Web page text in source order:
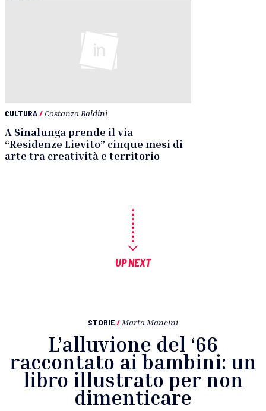
CULTURA/ Costanza Baldini
A Sinalunga prende il via
“Residenze Lievito” cinque mesi di
arte tra creatività e territorio
UP NEXT
STORIE/ Marta Mancini
L’alluvione del ‘66
raccontato ai bambini: un
libro illustrato per non
dimenticare